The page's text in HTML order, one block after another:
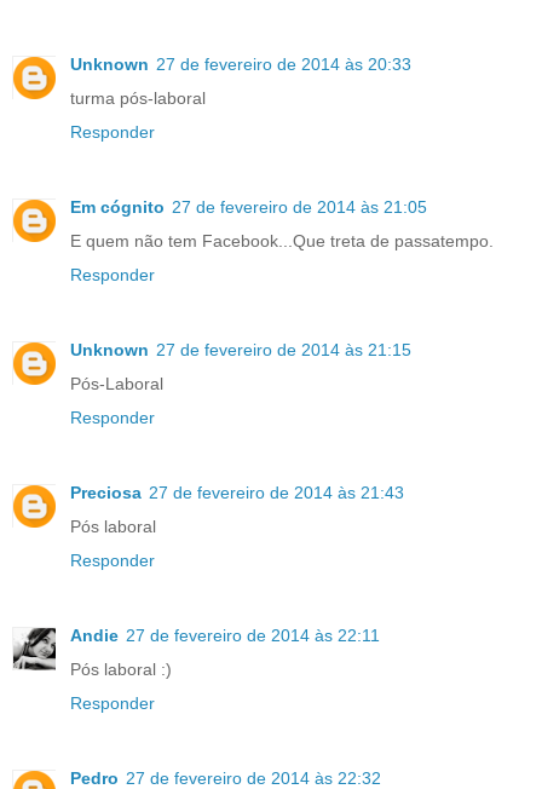
Unknown 27 de fevereiro de 2014 às 20:33
turma pós-laboral
Responder
Em cógnito 27 de fevereiro de 2014 às 21:05
E quem não tem Facebook...Que treta de passatempo.
Responder
Unknown 27 de fevereiro de 2014 às 21:15
Pós-Laboral
Responder
Preciosa 27 de fevereiro de 2014 às 21:43
Pós laboral
Responder
Andie 27 de fevereiro de 2014 às 22:11
Pós laboral :)
Responder
Pedro 27 de fevereiro de 2014 às 22:32